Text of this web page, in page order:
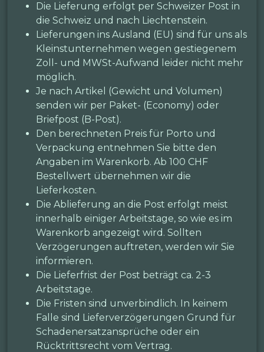
Die Lieferung erfolgt per Schweizer Post in
die Schweiz und nach Liechtenstein.
Lieferungen ins Ausland (EU) sind für uns als
Kleinstunternehmen wegen gestiegenem
Zoll- und MWSt-Aufwand leider nicht mehr
möglich.
Je nach Artikel (Gewicht und Volumen)
senden wir per Paket- (Economy) oder
Briefpost (B-Post).
Den berechneten Preis für Porto und
Verpackung entnehmen Sie bitte den
Angaben im Warenkorb. Ab 100 CHF
Bestellwert übernehmen wir die
Lieferkosten.
Die Ablieferung an die Post erfolgt meist
innerhalb einiger Arbeitstage, so wie es im
Warenkorb angezeigt wird. Sollten
Verzögerungen auftreten, werden wir Sie
informieren.
Die Lieferfrist der Post beträgt ca. 2-3
Arbeitstage.
Die Fristen sind unverbindlich. In keinem
Falle sind Lieferverzögerungen Grund für
Schadenersatzansprüche oder ein
Rücktrittsrecht vom Vertrag.